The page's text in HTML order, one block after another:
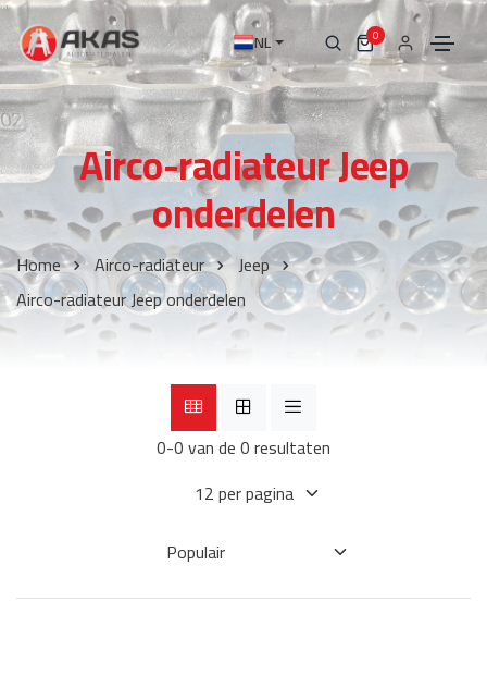
NL 0
Airco-radiateur Jeep
onderdelen
Home Airco-radiateur
Jeep
Airco-radiateur Jeep onderdelen
0-0 van de 0 resultaten